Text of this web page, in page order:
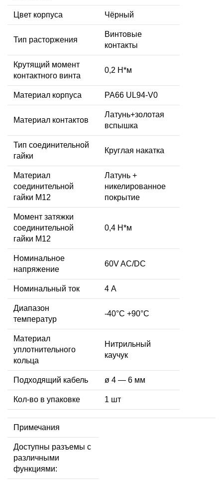
Цвет корпуса Чёрный
Тип расторжения
Винтовые
контакты
Крутящий момент
контактного винта
0,2 Н*м
Материал корпуса PA66 UL94-V0
Материал контактов
Латунь+золотая
вспышка
Тип соединительной
гайки
Круглая накатка
Материал
соединительной
гайки M12
Латунь +
никелированное
покрытие
Момент затяжки
соединительной
гайки M12
0,4 Н*м
Номинальное
напряжение
60V AC/DC
Номинальный ток 4 А
Диапазон
температур
-40°C +90°C
Материал
уплотнительного
кольца
Нитрильный
каучук
Подходящий кабель ø 4 — 6 мм
Кол-во в упаковке 1 шт
Примечания
Доступны разъемы с
различными
функциями: